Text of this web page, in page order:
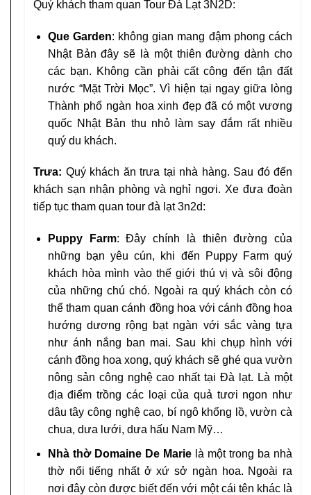
Quý khách tham quan Tour Đà Lạt 3N2D:
Que Garden: không gian mang đậm phong cách
Nhật Bản đây sẽ là một thiên đường dành cho
các bạn. Không cần phải cất công đến tận đất
nước “Mặt Trời Mọc”. Vì hiện tại ngay giữa lòng
Thành phố ngàn hoa xinh đẹp đã có một vương
quốc Nhật Bản thu nhỏ làm say đắm rất nhiều
quý du khách.
Trưa: Quý khách ăn trưa tại nhà hàng. Sau đó đến
khách sạn nhận phòng và nghỉ ngơi. Xe đưa đoàn
tiếp tục tham quan tour đà lạt 3n2d:
Puppy Farm: Đây chính là thiên đường của
những bạn yêu cún, khi đến Puppy Farm quý
khách hòa mình vào thế giới thú vị và sôi động
của những chú chó. Ngoài ra quý khách còn có
thể tham quan cánh đồng hoa với cánh đồng hoa
hướng dương rộng bạt ngàn với sắc vàng tựa
như ánh nắng ban mai. Sau khi chụp hình với
cánh đồng hoa xong, quý khách sẽ ghé qua vườn
nông sản công nghệ cao nhất tại Đà lạt. Là một
địa điểm trồng các loại của quả tươi ngon như
dâu tây công nghệ cao, bí ngô khổng lồ, vườn cà
chua, dưa lưới, dưa hấu Nam Mỹ…
Nhà thờ Domaine De Marielà một trong ba nhà
thờ nổi tiếng nhất ở xứ sở ngàn hoa. Ngoài ra
nơi đây còn được biết đến với một cái tên khác là